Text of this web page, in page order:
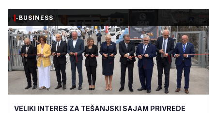
-BUSINESS
VELIKI INTERES ZA TEŠANJSKI SAJAM PRIVREDE